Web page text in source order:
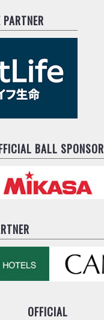
BALL SPONSOR
OFFICIAL